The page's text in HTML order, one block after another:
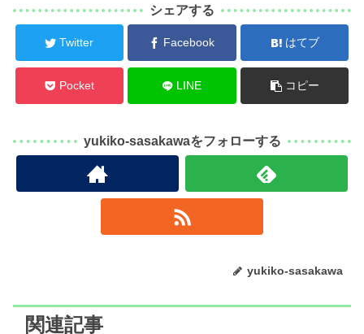
シェアする
Twitter Facebook はてブ
Pocket LINE コピー
yukiko-sasakawaをフォローする
yukiko-sasakawa
関連記事